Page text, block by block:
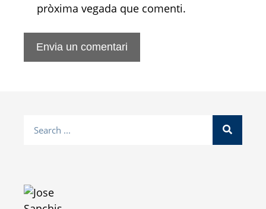
pròxima vegada que comenti.